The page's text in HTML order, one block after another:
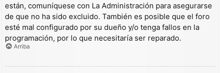
están, comuníquese con La Administración para asegurarse
de que no ha sido excluido. También es posible que el foro
esté mal configurado por su dueño y/o tenga fallos en la
programación, por lo que necesitaría ser reparado.
Arriba